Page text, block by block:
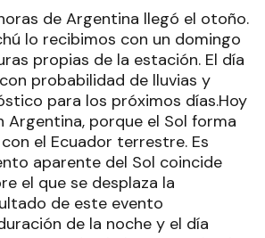
de Argentina llegó el otoño.
lo recibimos con un domingo
propias de la estación. El día
probabilidad de lluvias y
para los próximos días.Hoy
Argentina, porque el Sol forma
el Ecuador terrestre. Es
aparente del Sol coincide
el que se desplaza la
de este evento
de la noche y el día